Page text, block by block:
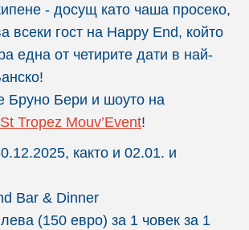
- досущ като чаша просеко,
всеки гост на Happy End, който
една от четирите дати в най-
Бруно Бери и шоуто на
St Tropez Mouv’Event!
както и 02.01. и
Bar & Dinner
(150 евро) за 1 човек за 1